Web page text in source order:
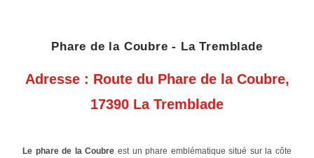
Phare de la Coubre - La Tremblade
Adresse : Route du Phare de la Coubre,
17390 La Tremblade
Le phare de la Coubre est un phare emblématique situé sur la côte